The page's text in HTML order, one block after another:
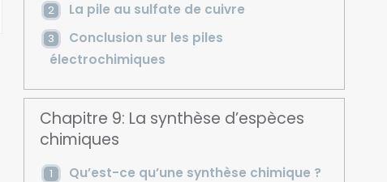
La pile au sulfate de cuivre
Conclusion sur les piles
électrochimiques
Chapitre 9: La synthèse d’espèces
chimiques
Qu’est-ce qu’une synthèse chimique ?